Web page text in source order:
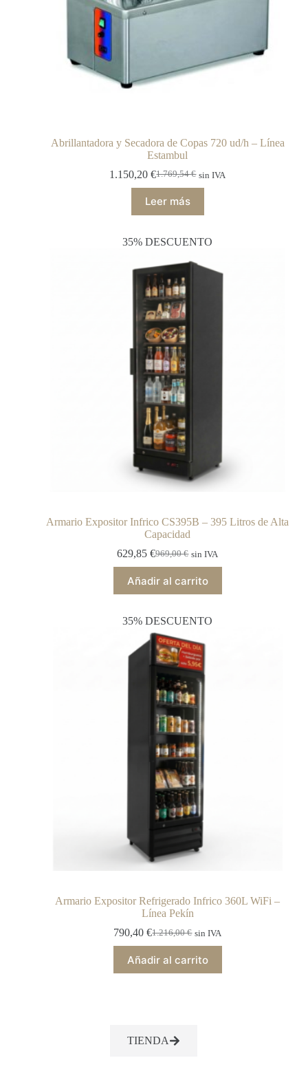
Abrillantadora y Secadora de Copas 720 ud/h – Línea
Estambul
1.769,54€
1.150,20€ sin IVA
Leer más
35% DESCUENTO
Armario Expositor Infrico CS395B – 395 Litros de Alta
Capacidad
969,00€
629,85€ sin IVA
Añadir al carrito
35% DESCUENTO
Armario Expositor Refrigerado Infrico 360L WiFi –
Línea Pekín
1.216,00€
790,40€ sin IVA
Añadir al carrito
TIENDA